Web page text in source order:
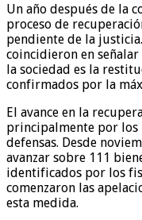
Un año después de la
proceso de
pendiente de la
coincidieron en
la sociedad es la
confirmados por la
El avance en la
principalmente por los
defensas. Desde
avanzar sobre 111
identificados por los
comenzaron las
esta medida.